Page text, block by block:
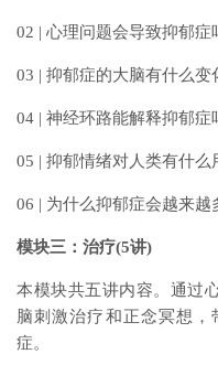
02 | 心理问题会导致抑郁症
03 | 抑郁症的大脑有什么变
04 | 神经环路能解释抑郁症
05 | 抑郁情绪对人类有什么
06 | 为什么抑郁症会越来越
模块三：治疗(5讲)
本模块共五讲内容。通过
脑刺激治疗和正念冥想
症。